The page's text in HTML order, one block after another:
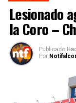
Lesionado
la Coro –
Publicado
Por